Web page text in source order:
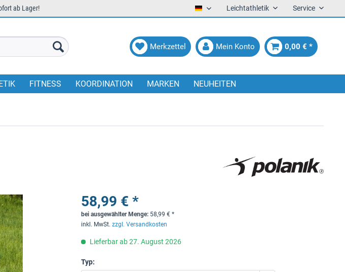
ab Lager! DeutschLeichtathletik Service
Merkzettel Mein Konto 0,00 € *
FITNESS KOORDINATION MARKEN NEUHEITEN
58,99 € *
bei ausgewählter Menge: 58,99 € *
inkl. MwSt.zzgl. Versandkosten
Lieferbar ab 27. August 2026
Typ: